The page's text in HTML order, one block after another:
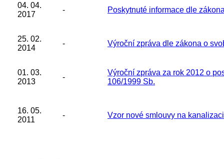
04. 04.
2017
- Poskytnuté informace dle
25. 02.
2014
- Výroční zpráva dle zákona o
01. 03.
2013
-
Výroční zpráva za rok 2012 o
106/1999 Sb.
16. 05.
2011
- Vzor nové smlouvy na kanalizaci